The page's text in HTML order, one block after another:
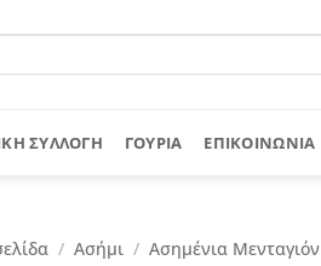
ΣΥΛΛΟΓΉ ΓΟΎΡΙΑ ΕΠΙΚΟΙΝΩΝΊΑ
/ Ασήμι / Ασημένια Μενταγιόν